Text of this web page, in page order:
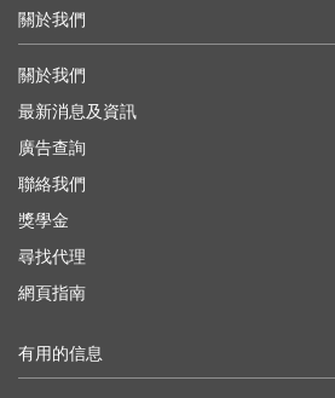
關於我們
關於我們
最新消息及資訊
廣告查詢
聯絡我們
獎學金
尋找代理
網頁指南
有用的信息